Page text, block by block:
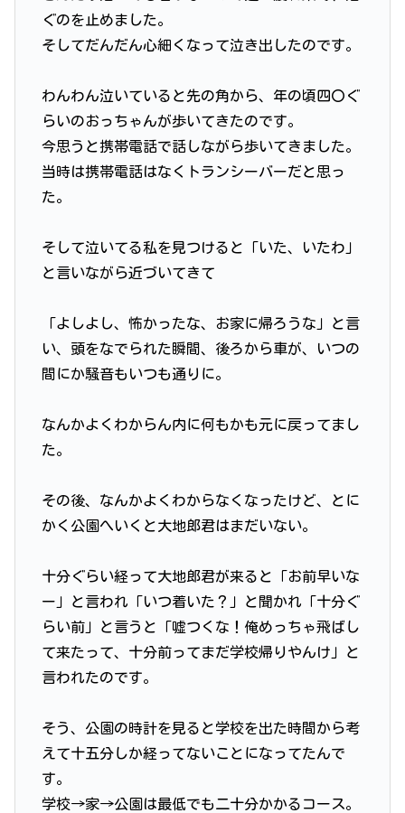
ぐのを止めました。
そしてだんだん心細くなって泣き出したのです。
わんわん泣いていると先の角から、年の頃四〇ぐ
らいのおっちゃんが歩いてきたのです。
今思うと携帯電話で話しながら歩いてきました。
当時は携帯電話はなくトランシーバーだと思っ
た。
そして泣いてる私を見つけると「いた、いたわ」
と言いながら近づいてきて
「よしよし、怖かったな、お家に帰ろうな」と言
い、頭をなでられた瞬間、後ろから車が、いつの
間にか騒音もいつも通りに。
なんかよくわからん内に何もかも元に戻ってまし
た。
その後、なんかよくわからなくなったけど、とに
かく公園へいくと大地郎君はまだいない。
十分ぐらい経って大地郎君が来ると「お前早いな
ー」と言われ「いつ着いた？」と聞かれ「十分ぐ
らい前」と言うと「嘘つくな！俺めっちゃ飛ばし
て来たって、十分前ってまだ学校帰りやんけ」と
言われたのです。
そう、公園の時計を見ると学校を出た時間から考
えて十五分しか経ってないことになってたんで
す。
学校→家→公園は最低でも二十分かかるコース。